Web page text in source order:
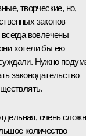
творческие, но,
законов
вовлечены
хотели бы ею
Нужно
законодательство
очень
количество